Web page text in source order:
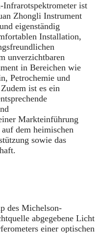
ist
Zhongli Instrument
eigenständig
Installation,
unverzichtbaren
in Bereichen wie
Petrochemie und
ist es ein
Markteinführung
dem heimischen
sowie das
des Michelson-
abgegebene Licht
einer optischen